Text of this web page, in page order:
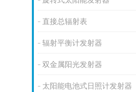
直接总辐射表
辐射平衡计发射器
双金属阳光发射器
太阳能电池式日照计发射器